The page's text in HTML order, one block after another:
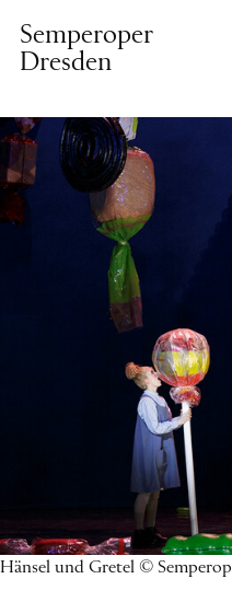
Semperoper
Dresden
Hänsel und Gretel ©